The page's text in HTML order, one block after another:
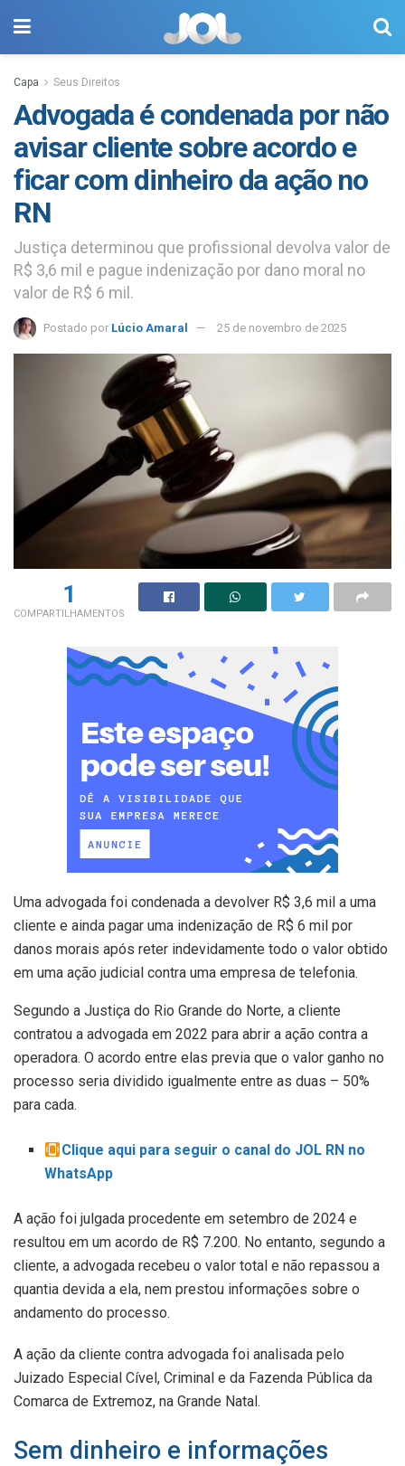
Capa Seus Direitos
Advogada é condenada por não
avisar cliente sobre acordo e
ficar com dinheiro da ação no
RN
Justiça determinou que profissional devolva valor de
R$ 3,6 mil e pague indenização por dano moral no
valor de R$ 6 mil.
Postado por Lúcio Amaral 25 de novembro de 2025
1
COMPARTILHAMENTOS
Uma advogada foi condenada a devolver R$ 3,6 mil a uma
cliente e ainda pagar uma indenização de R$ 6 mil por
danos morais após reter indevidamente todo o valor obtido
em uma ação judicial contra uma empresa de telefonia.
Segundo a Justiça do Rio Grande do Norte, a cliente
contratou a advogada em 2022 para abrir a ação contra a
operadora. O acordo entre elas previa que o valor ganho no
processo seria dividido igualmente entre as duas – 50%
para cada.
Clique aqui para seguir o canal do JOL RN no
WhatsApp
A ação foi julgada procedente em setembro de 2024 e
resultou em um acordo de R$ 7.200. No entanto, segundo a
cliente, a advogada recebeu o valor total e não repassou a
quantia devida a ela, nem prestou informações sobre o
andamento do processo.
A ação da cliente contra advogada foi analisada pelo
Juizado Especial Cível, Criminal e da Fazenda Pública da
Comarca de Extremoz, na Grande Natal.
Sem dinheiro e informações